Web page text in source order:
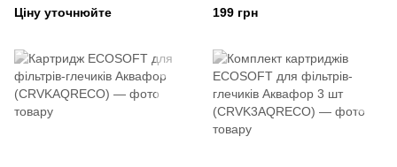
Ecosoft 2,5"x10" 5 мкм
(CPV625105ECO)
Ціну уточнюйте
(CRVKBARECO)
199 грн